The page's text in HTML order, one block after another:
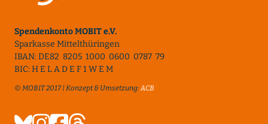
Spendenkonto MOBIT e.V.
Sparkasse Mittelthüringen
IBAN: DE82 8205 1000 0600 0787 79
BIC: H E L A D E F 1 W E M
© MOBIT 2017 | Konzept & Umsetzung:ACB